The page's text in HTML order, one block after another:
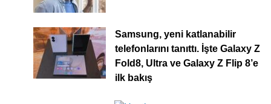
Samsung, yeni katlanabilir
telefonlarını tanıttı. İşte Galaxy Z
Fold8, Ultra ve Galaxy Z Flip 8’e
ilk bakış